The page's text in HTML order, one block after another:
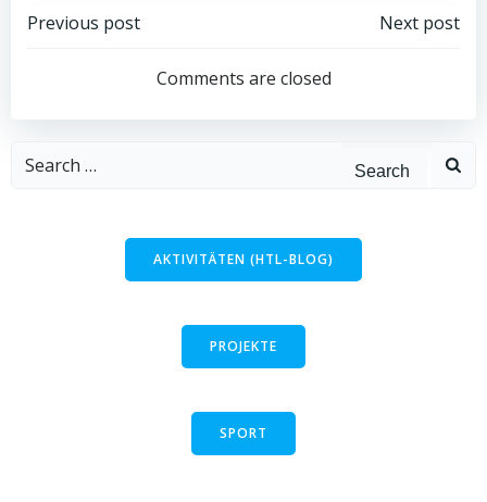
Post
navigation
Previous post
navigation
Next post
Comments are closed
Search
AKTIVITÄTEN (HTL-BLOG)
PROJEKTE
SPORT